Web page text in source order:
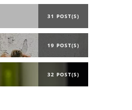
31 POST(S)
19 POST(S)
32 POST(S)